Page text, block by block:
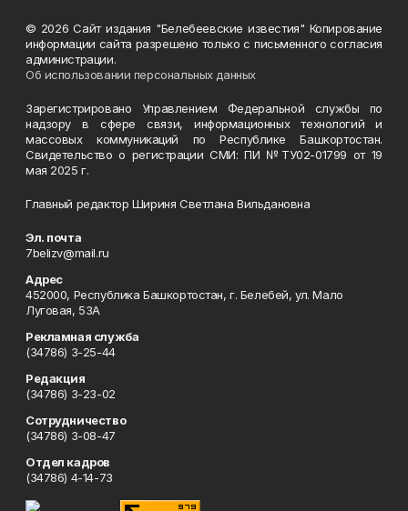
© 2026 Сайт издания "Белебеевские известия" Копирование
информации сайта разрешено только с письменного согласия
администрации.
Об использовании персональных данных
Зарегистрировано Управлением Федеральной службы по
надзору в сфере связи, информационных технологий и
массовых коммуникаций по Республике Башкортостан.
Свидетельство о регистрации СМИ: ПИ №ТУ02-01799 от 19
мая 2025 г.
Главный редактор Шириня Светлана Вильдановна
Эл. почта
7belizv@mail.ru
Адрес
452000, Республика Башкортостан, г. Белебей, ул. Мало
Луговая, 53А
Рекламная служба
(34786) 3-25-44
Редакция
(34786) 3-23-02
Сотрудничество
(34786) 3-08-47
Отдел кадров
(34786) 4-14-73